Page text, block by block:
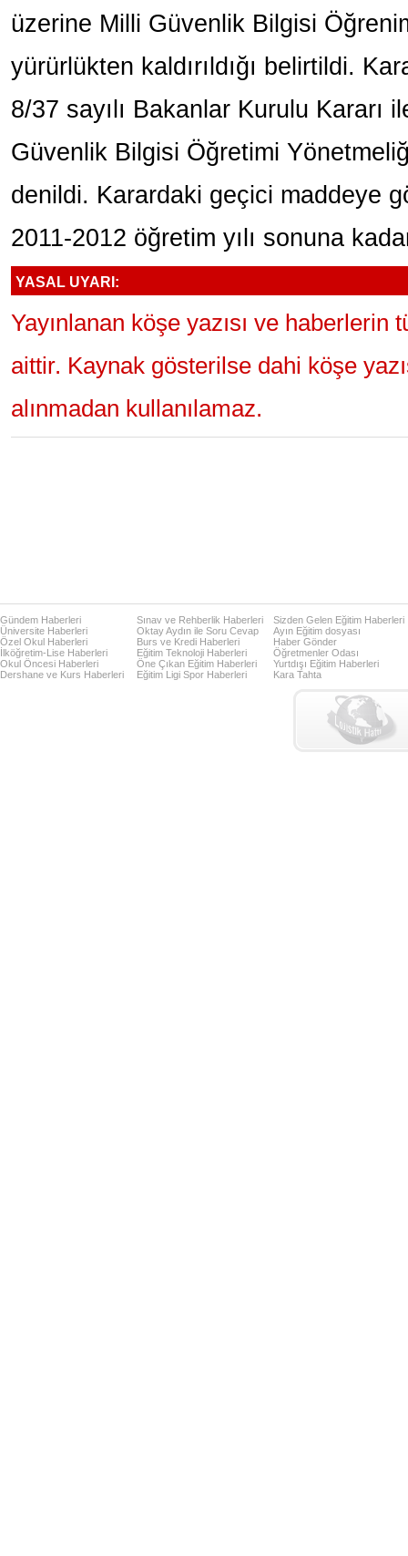
üzerine Milli Güvenlik Bilgisi
yürürlükten kaldırıldığı belirtildi.
8/37 sayılı Bakanlar Kurulu Kararı
Güvenlik Bilgisi Öğretimi
denildi. Karardaki geçici maddeye
2011-2012 öğretim yılı sonuna
YASAL UYARI:
Yayınlanan köşe yazısı ve haberlerin
aittir. Kaynak gösterilse dahi köşe
alınmadan kullanılamaz.
Gündem Haberleri
Üniversite Haberleri
Özel Okul Haberleri
İlköğretim-Lise Haberleri
Okul Öncesi Haberleri
Dershane ve Kurs Haberleri
Sınav ve Rehberlik Haberleri
Oktay Aydın ile Soru Cevap
Burs ve Kredi Haberleri
Eğitim Teknoloji Haberleri
Öne Çıkan Eğitim Haberleri
Eğitim Ligi Spor Haberleri
Sizden Gelen Eğitim Haberleri
Ayın Eğitim dosyası
Haber Gönder
Öğretmenler Odası
Yurtdışı Eğitim Haberleri
Kara Tahta